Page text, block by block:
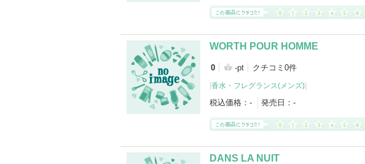
WORTH POUR HOMME
0 -pt クチコミ0件
[香水・フレグランス(メンズ)]
税込価格： - 発売日： -
DANS LA NUIT